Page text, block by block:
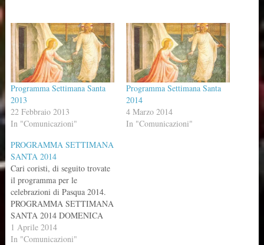
Programma Settimana Santa
2013
22 Febbraio 2013
In "Comunicazioni"
Programma Settimana Santa
2014
4 Marzo 2014
In "Comunicazioni"
PROGRAMMA SETTIMANA
SANTA 2014
Cari coristi, di seguito trovate
il programma per le
celebrazioni di Pasqua 2014.
PROGRAMMA SETTIMANA
SANTA 2014 DOMENICA
DELLE PALME Processione:
PUERI HEBREORUM
1 Aprile 2014
In "Comunicazioni"